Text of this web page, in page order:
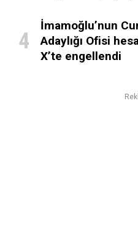
İmamoğlu’nun
Adaylığı Ofisi
X’te engellendi